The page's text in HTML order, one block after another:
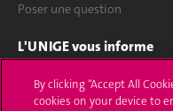
Poser une question
L'UNIGE vous informe
UNIGE Mobile
By clicking “Accept All
cookies on your device to